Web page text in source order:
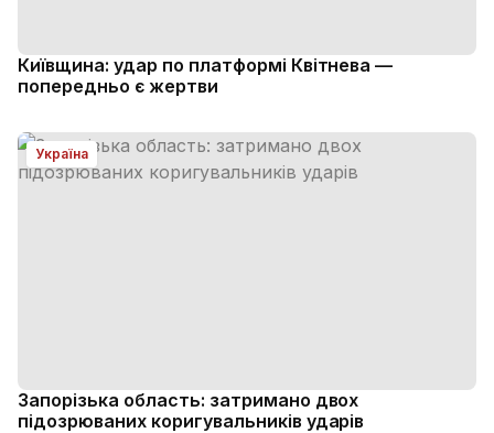
Київщина: удар по платформі Квітнева —
попередньо є жертви
Україна
Запорізька область: затримано двох
підозрюваних коригувальників ударів